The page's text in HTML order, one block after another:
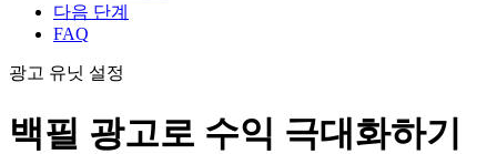
다음 단계
FAQ
광고 유닛 설정
백필 광고로 수익 극대화하기